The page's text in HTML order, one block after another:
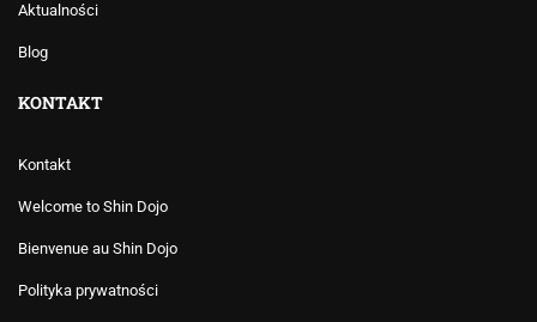
Aktualności
Blog
KONTAKT
Kontakt
Welcome to Shin Dojo
Bienvenue au Shin Dojo
Polityka prywatności